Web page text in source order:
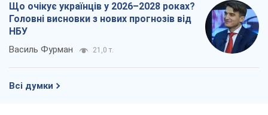
Що очікує українців у 2026–2028 роках?
Головні висновки з нових прогнозів від
НБУ
Василь Фурман 21,0 т.
Всі думки